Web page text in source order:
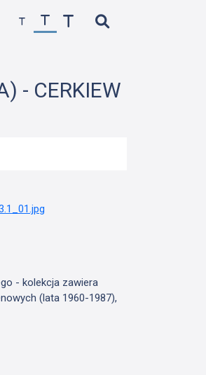
- CERKIEW
- kolekcja zawiera
(lata 1960-1987),